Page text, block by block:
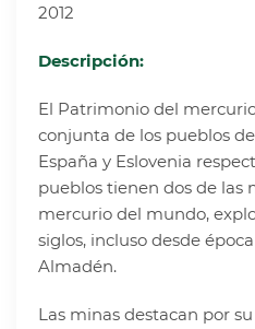
2012
Descripción:
El Patrimonio del
conjunta de los pueblos
España y Eslovenia
pueblos tienen dos de las
mercurio del mundo,
siglos, incluso desde
Almadén.
Las minas destacan por